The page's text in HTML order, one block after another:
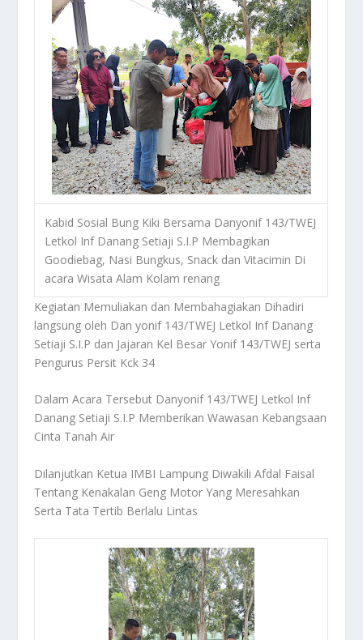
Kabid Sosial Bung Kiki Bersama Danyonif 143/TWEJ
Letkol Inf Danang Setiaji S.I.P Membagikan
Goodiebag, Nasi Bungkus, Snack dan Vitacimin Di
acara Wisata Alam Kolam renang
Kegiatan Memuliakan dan Membahagiakan Dihadiri
langsung oleh Dan yonif 143/TWEJ Letkol Inf Danang
Setiaji S.I.P dan Jajaran Kel Besar Yonif 143/TWEJ serta
Pengurus Persit Kck 34
Dalam Acara Tersebut Danyonif 143/TWEJ Letkol Inf
Danang Setiaji S.I.P Memberikan Wawasan Kebangsaan
Cinta Tanah Air
Dilanjutkan Ketua IMBI Lampung Diwakili Afdal Faisal
Tentang Kenakalan Geng Motor Yang Meresahkan
Serta Tata Tertib Berlalu Lintas